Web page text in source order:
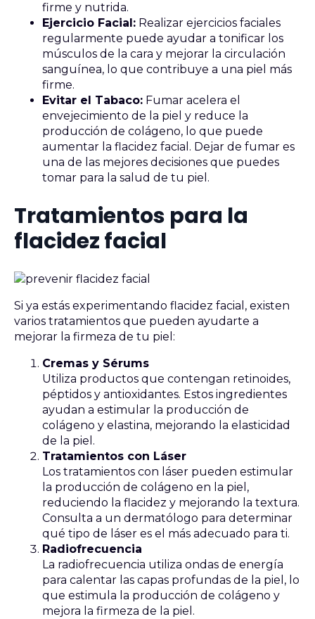
firme y nutrida.
Ejercicio Facial: Realizar ejercicios faciales
regularmente puede ayudar a tonificar los
músculos de la cara y mejorar la circulación
sanguínea, lo que contribuye a una piel más
firme.
Evitar el Tabaco: Fumar acelera el
envejecimiento de la piel y reduce la
producción de colágeno, lo que puede
aumentar la flacidez facial. Dejar de fumar es
una de las mejores decisiones que puedes
tomar para la salud de tu piel.
Tratamientos para la
flacidez facial
Si ya estás experimentando flacidez facial, existen
varios tratamientos que pueden ayudarte a
mejorar la firmeza de tu piel:
Cremas y Sérums
Utiliza productos que contengan retinoides,
péptidos y antioxidantes. Estos ingredientes
ayudan a estimular la producción de
colágeno y elastina, mejorando la elasticidad
de la piel.
Tratamientos con Láser
Los tratamientos con láser pueden estimular
la producción de colágeno en la piel,
reduciendo la flacidez y mejorando la textura.
Consulta a un dermatólogo para determinar
qué tipo de láser es el más adecuado para ti.
Radiofrecuencia
La radiofrecuencia utiliza ondas de energía
para calentar las capas profundas de la piel, lo
que estimula la producción de colágeno y
mejora la firmeza de la piel.